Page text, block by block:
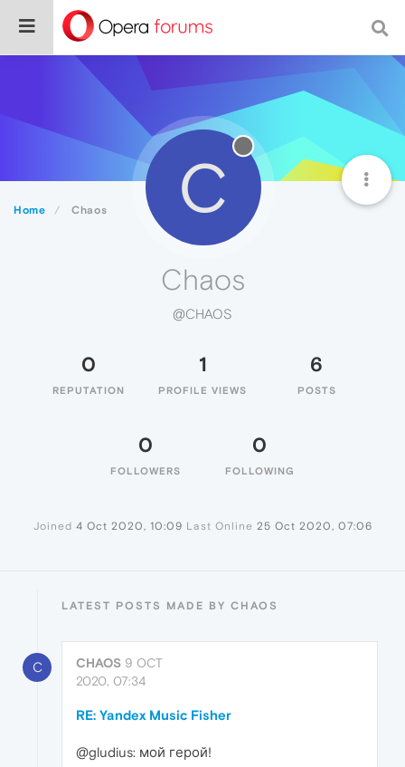
Home Chaos C
Chaos
@CHAOS
0
REPUTATION
1
PROFILE VIEWS
6
POSTS
0
FOLLOWERS
0
FOLLOWING
Joined 4 Oct 2020, 10:09 Last Online 25 Oct 2020, 07:06
LATEST POSTS MADE BY CHAOS
C CHAOS 9 OCT
2020, 07:34
RE: Yandex Music Fisher
@gludius: мой герой!